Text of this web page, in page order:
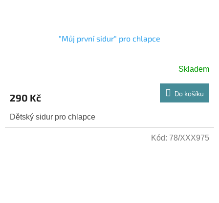
"Můj první sidur" pro chlapce
Skladem
290 Kč Do košíku
Dětský sidur pro chlapce
Kód: 78/XXX975